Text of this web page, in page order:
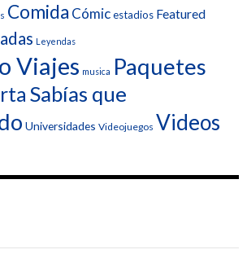
Comida Cómicestadios Featured
Leyendas
Viajes musica Paquetes
Sabías que
Universidades Videojuegos Videos